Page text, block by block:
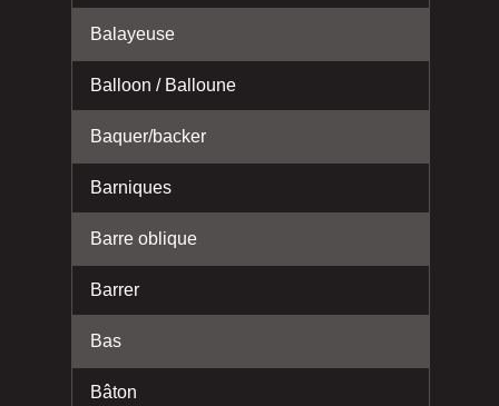
Balayeuse
Balloon / Balloune
Baquer/backer
Barniques
Barre oblique
Barrer
Bas
Bâton